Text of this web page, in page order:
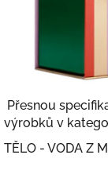
Přesnou
výrobků v
TĚLO - VODA Z